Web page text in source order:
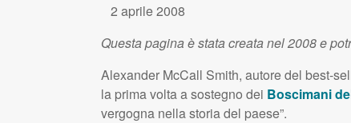
2 aprile 2008
Questa pagina è stata creata nel 2008 e
Alexander McCall Smith, autore del best-
la prima volta a sostegno dei Boscimani
vergogna nella storia del paese”.